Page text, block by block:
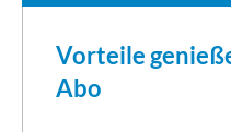
Vorteile
Abo